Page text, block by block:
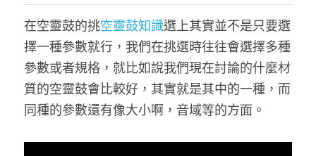
腳架及配件
2026最新優惠
空靈鼓介紹
關於我們
關於LURU
專利與技術
製作工藝
Facebook
登錄/註冊
在空靈鼓的挑空靈鼓知識選上其實並不是只要選
擇一種參數就行，我們在挑選時往往會選擇多種
參數或者規格，就比如說我們現在討論的什麼材
質的空靈鼓會比較好，其實就是其中的一種，而
同種的參數還有像大小啊，音域等的方面。
旗艦款